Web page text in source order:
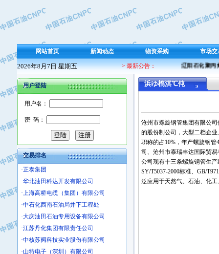
网站首页 新闻动态 物资采购 市场交
2026年8月7日 星期五 > 最新公告： 辽阳石化聚丙烯
用户登陆
用户名：
密 码：
交易排名
·保定北奥石油物探特种车辆制造有限
·盘锦辽河油田天意石油装备有限公司
·沧州市电气控制设备厂
·中船重工中南装备有限责任公司
·南石力天传动件有限公司
·浙江瑞普环境技术有限公司
·华北石油新大禹环保设备有限公司
·河北翼凌机械制造总厂
·萍乡市庞泰化工填料有限公司
·上海宝钢商贸有限公司
·辽河石油勘探局总机械厂
·正泰集团
·华北油田科达开发有限公司
·上海高桥电缆（集团）有限公司
·中石化西南石油局井下工程处
·大庆油田石油专用设备有限公司
·江苏丹化集团有限责任公司
·中核苏阀科技实业股份有限公司
·山特电子（深圳）有限公司
浜ゆ槗淇℃伅
沧州市螺旋钢管集团有限公
的股份制公司，大型二档企
职称的占10%，年产螺旋钢
司、沧州市泰瑞丰达国际贸
公司现有十三条螺旋钢管生
SY/T5037-2000标准、GB/
泛应用于天然气、石油、化